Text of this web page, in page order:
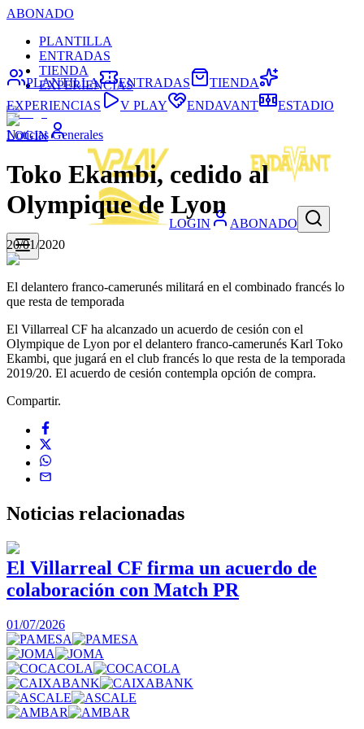
ABONADO
PLANTILLA
ENTRADAS
TIENDA
EXPERIENCIAS
LOGIN
LOGIN ABONADO
PLANTILLA ENTRADAS
TIENDA
EXPERIENCIAS
V PLAY ENDAVANT ESTADIO
Noticias Generales
Toko Ekambi, cedido al
Olympique de Lyon
20/01/2020
El delantero franco-camerunés militará en el combinado francés lo
que resta de temporada
El Villarreal CF ha alcanzado un acuerdo de cesión con el
Olympique de Lyon por el delantero franco-camerunés Karl Toko
Ekambi, que jugará en el club francés lo que resta de la temporada
2019/20. El acuerdo de cesión contempla opción de compra.
Compartir.
Noticias relacionadas
El Villarreal CF firma un acuerdo de
colaboración con Match PR
01/07/2026